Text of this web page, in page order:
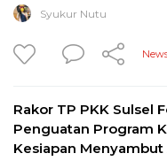
Syukur Nutu
Rakor TP PKK Sulsel
Penguatan Program
Kesiapan